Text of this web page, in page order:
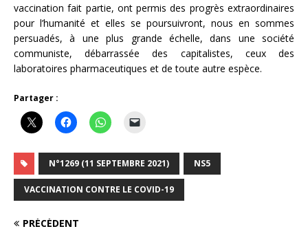
vaccination fait partie, ont permis des progrès extraordinaires
pour l’humanité et elles se poursuivront, nous en sommes
persuadés, à une plus grande échelle, dans une société
communiste, débarrassée des capitalistes, ceux des
laboratoires pharmaceutiques et de toute autre espèce.
Partager :
N°1269 (11 SEPTEMBRE 2021) NS5
VACCINATION CONTRE LE COVID-19
PRÉCÉDENT